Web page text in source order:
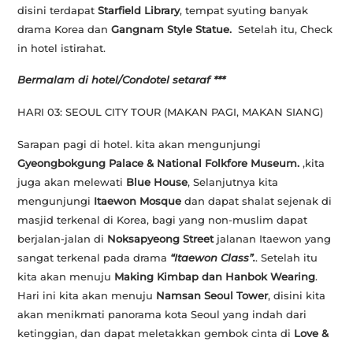
disini terdapatStarfield Library, tempat syuting banyak
drama Korea danGangnam Style Statue. Setelah itu, Check
in hotel istirahat.
Bermalam di hotel/Condotel setaraf ***
HARI 03: SEOUL CITY TOUR (MAKAN PAGI, MAKAN SIANG)
Sarapan pagi di hotel. kita akan mengunjungi
Gyeongbokgung Palace & National Folkfore Museum.,kita
juga akan melewati Blue House, Selanjutnya kita
mengunjungi Itaewon Mosque dan dapat shalat sejenak di
masjid terkenal di Korea, bagi yang non-muslim dapat
berjalan-jalan di Noksapyeong Street jalanan Itaewon yang
sangat terkenal pada drama “Itaewon Class”.. Setelah itu
kita akan menuju Making Kimbap dan Hanbok Wearing.
Hari ini kita akan menuju Namsan Seoul Tower, disini kita
akan menikmati panorama kota Seoul yang indah dari
ketinggian, dan dapat meletakkan gembok cinta di Love &